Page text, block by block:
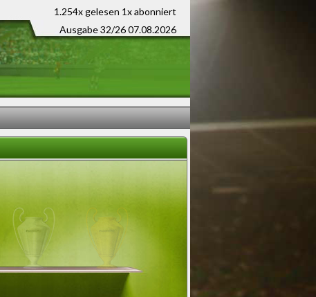
1.254x gelesen 1x abonniert
Ausgabe 32/26 07.08.2026